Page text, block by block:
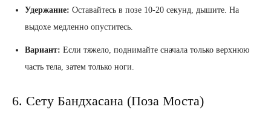
Удержание: Оставайтесь в позе 10-20 секунд, дышите. На
выдохе медленно опуститесь.
Вариант: Если тяжело, поднимайте сначала только верхнюю
часть тела, затем только ноги.
6. Сету Бандхасана (Поза Моста)